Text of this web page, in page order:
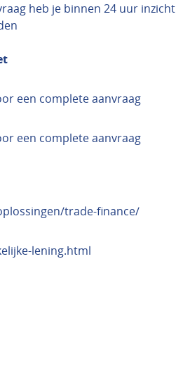
heb je binnen 24 uur inzicht
een complete aanvraag
een complete aanvraag
trade-finance/
lening.html